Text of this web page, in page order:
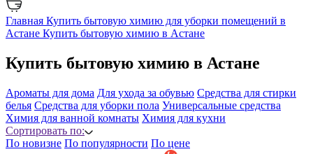
Главная Купить бытовую химию для уборки помещений в
Астане Купить бытовую химию в Астане
Купить бытовую химию в Астане
Ароматы для дома Для ухода за обувью Средства для стирки
белья Средства для уборки пола Универсальные средства
Химия для ванной комнаты Химия для кухни
Сортировать по:
По новизне По популярности По цене